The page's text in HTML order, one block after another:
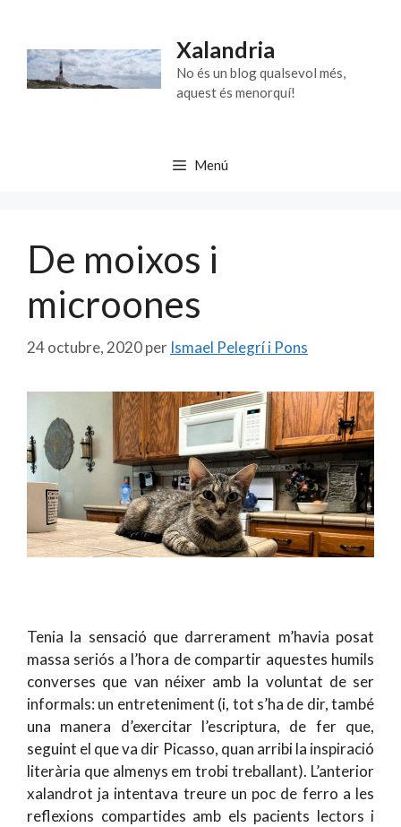
contingut
Xalandria
No és un blog qualsevol més,
aquest és menorquí!
Menú
De moixos i
microones
24 octubre, 2020per Ismael Pelegrí i Pons
Tenia la sensació que darrerament m’havia posat
massa seriós a l’hora de compartir aquestes humils
converses que van néixer amb la voluntat de ser
informals: un entreteniment (i, tot s’ha de dir, també
una manera d’exercitar l’escriptura, de fer que,
seguint el que va dir Picasso, quan arribi la inspiració
literària que almenys em trobi treballant). L’anterior
xalandrot ja intentava treure un poc de ferro a les
reflexions compartides amb els pacients lectors i